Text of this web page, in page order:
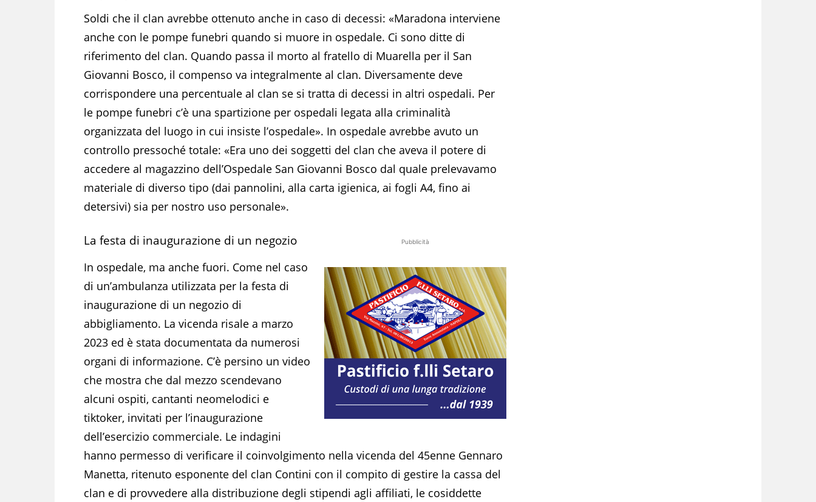
Soldi che il clan avrebbe ottenuto anche in caso di decessi: «Maradona interviene
anche con le pompe funebri quando si muore in ospedale. Ci sono ditte di
riferimento del clan. Quando passa il morto al fratello di Muarella per il San
Giovanni Bosco, il compenso va integralmente al clan. Diversamente deve
corrispondere una percentuale al clan se si tratta di decessi in altri ospedali. Per
le pompe funebri c’è una spartizione per ospedali legata alla criminalità
organizzata del luogo in cui insiste l’ospedale». In ospedale avrebbe avuto un
controllo pressoché totale: «Era uno dei soggetti del clan che aveva il potere di
accedere al magazzino dell’Ospedale San Giovanni Bosco dal quale prelevavamo
materiale di diverso tipo (dai pannolini, alla carta igienica, ai fogli A4, fino ai
detersivi) sia per nostro uso personale».
Pubblicità
La festa di inaugurazione di un negozio
In ospedale, ma anche fuori. Come nel caso
di un’ambulanza utilizzata per la festa di
inaugurazione di un negozio di
abbigliamento. La vicenda risale a marzo
2023 ed è stata documentata da numerosi
organi di informazione. C’è persino un video
che mostra che dal mezzo scendevano
alcuni ospiti, cantanti neomelodici e
tiktoker, invitati per l’inaugurazione
dell’esercizio commerciale. Le indagini
hanno permesso di verificare il coinvolgimento nella vicenda del 45enne Gennaro
Manetta, ritenuto esponente del clan Contini con il compito di gestire la cassa del
clan e di provvedere alla distribuzione degli stipendi agli affiliati, le cosiddette